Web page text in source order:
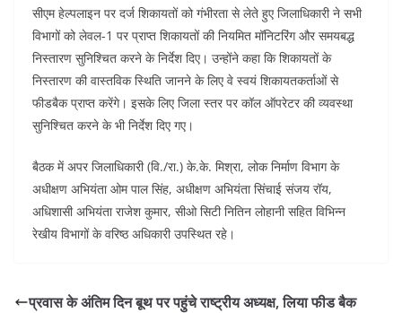
सीएम हेल्पलाइन पर दर्ज शिकायतों को गंभीरता से लेते हुए जिलाधिकारी ने सभी
विभागों को लेवल-1 पर प्राप्त शिकायतों की नियमित मॉनिटरिंग और समयबद्ध
निस्तारण सुनिश्चित करने के निर्देश दिए। उन्होंने कहा कि शिकायतों के
निस्तारण की वास्तविक स्थिति जानने के लिए वे स्वयं शिकायतकर्ताओं से
फीडबैक प्राप्त करेंगे। इसके लिए जिला स्तर पर कॉल ऑपरेटर की व्यवस्था
सुनिश्चित करने के भी निर्देश दिए गए।
बैठक में अपर जिलाधिकारी (वि./रा.) के.के. मिश्रा, लोक निर्माण विभाग के
अधीक्षण अभियंता ओम पाल सिंह, अधीक्षण अभियंता सिंचाई संजय रॉय,
अधिशासी अभियंता राजेश कुमार, सीओ सिटी नितिन लोहानी सहित विभिन्न
रेखीय विभागों के वरिष्ठ अधिकारी उपस्थित रहे।
प्रवास के अंतिम दिन बूथ पर पहुंचे राष्ट्रीय अध्यक्ष, लिया फीड बैक